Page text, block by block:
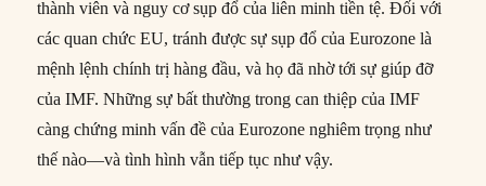
thành viên và nguy cơ sụp đổ của liên minh tiền tệ. Đối với
các quan chức EU, tránh được sự sụp đổ của Eurozone là
mệnh lệnh chính trị hàng đầu, và họ đã nhờ tới sự giúp đỡ
của IMF. Những sự bất thường trong can thiệp của IMF
càng chứng minh vấn đề của Eurozone nghiêm trọng như
thế nào—và tình hình vẫn tiếp tục như vậy.